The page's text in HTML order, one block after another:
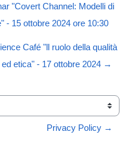
"Covert Channel: Modelli di
- 15 ottobre 2024 ore 10:30
Café "ll ruolo della qualità
etica" - 17 ottobre 2024 →
Privacy Policy →